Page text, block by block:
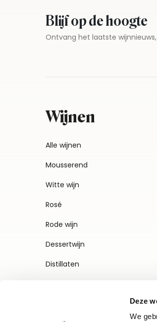
Deze
We
Blijf op de hoogte
Ontvang het laatste
Wijnen
Alle wijnen
Mousserend
Witte wijn
Rosé
Rode wijn
Dessertwijn
Distillaten